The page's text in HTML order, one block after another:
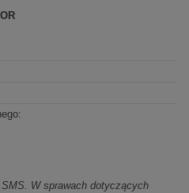
W sprawach dotyczących